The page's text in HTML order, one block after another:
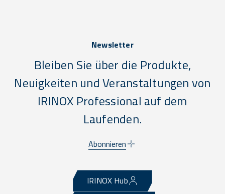
Newsletter
Bleiben Sie über die Produkte,
Neuigkeiten und Veranstaltungen von
IRINOX Professional auf dem
Laufenden.
Abonnieren
IRINOX Hub